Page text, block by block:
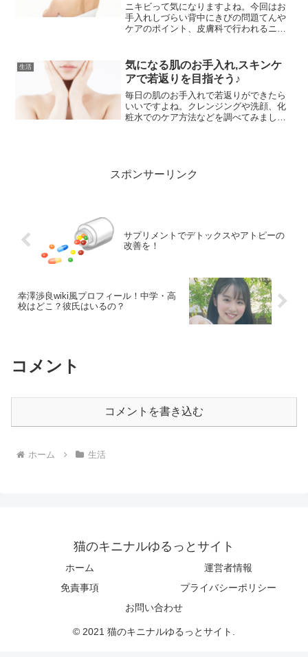
ニキビって気になりますよね。今回はお
手入れしづらい背中にきびの問題てんや
ケアのポイント、皮膚科で行われるニキ
キビですが、背中ににきびケアは何をす
れば効果があるものでしょ...
生活
気になる肌のお手入れ,スキンケ
アで若返りを目指そう♪
毎日の肌のお手入れで若返りができたら
いいですよね。クレンジングや洗顔、化
粧水でのケア方法などを調べてみまし
スポンサーリンク
サプリメントでデトックスやアトピーの
改善を！
幸澤渉良wiki風プロフィール！中学・高
校はどこ？彼氏はいるの？
コメント
コメントを書き込む
ホーム 生活
猫のキニナルゆるっとサイト
ホーム
運営者情報
免責事項
プライバシーポリシー
お問い合わせ
© 2021 猫のキニナルゆるっとサイト.